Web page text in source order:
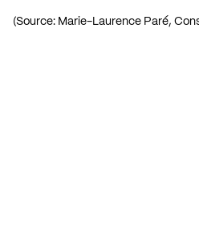
(Source: Marie-Laurence Paré,